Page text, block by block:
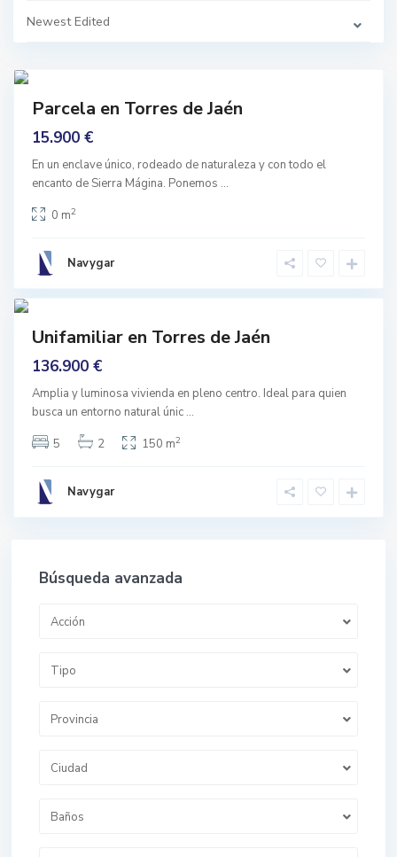
Newest Edited
,
a
Parcela en Torres de Jaén
15.900 €
En un enclave único, rodeado de naturaleza y con todo el
encanto de Sierra Mágina. Ponemos ...
0 m2
Navygar
a
c
A
t
g
u
a
e
n
Unifamiliar en Torres de Jaén
136.900 €
Amplia y luminosa vivienda en pleno centro. Ideal para quien
busca un entorno natural únic ...
5
2 150 m2
Navygar
Búsqueda avanzada
Acción
Tipo
Provincia
Ciudad
Baños